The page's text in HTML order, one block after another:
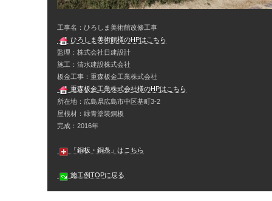
工事名：ひろしま美術館改修工事
ひろしま美術館様のHPはこちら
監理：株式会社日建設計
施工：清水建設株式会社
板金工事：重森板金工業株式会社
重森板金工業株式会社様のHPはこちら
所在地：広島県広島市中区基町3-2
屋根材：緑青塗装銅板
完成：2016年
「銅板・銅条」はこちら
施工例TOPに戻る